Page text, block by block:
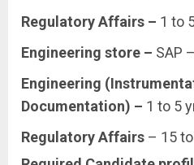
Regulatory Affairs – 1 to
Engineering store – SAP
Engineering
Documentation) – 1 to 5
Regulatory Affairs – 15